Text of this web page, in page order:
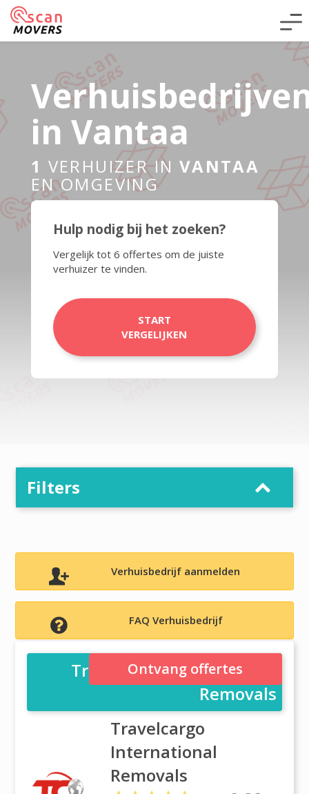
in Vantaa
1 VERHUIZER IN VANTAA
EN OMGEVING
Hulp nodig bij het zoeken?
Vergelijk tot 6 offertes om de juiste
verhuizer te vinden.
START
VERGELIJKEN
Filters
Verhuisbedrijf aanmelden
FAQ Verhuisbedrijf
Travelcargo International
Removals
Travelcargo
International
Removals
Ontvang offertes